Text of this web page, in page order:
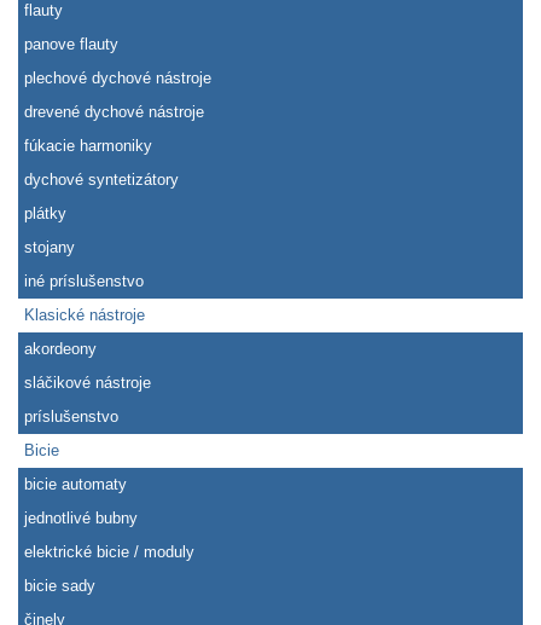
flauty
panove flauty
plechové dychové nástroje
drevené dychové nástroje
fúkacie harmoniky
dychové syntetizátory
plátky
stojany
iné príslušenstvo
Klasické nástroje
akordeony
sláčikové nástroje
príslušenstvo
Bicie
bicie automaty
jednotlivé bubny
elektrické bicie / moduly
bicie sady
činely